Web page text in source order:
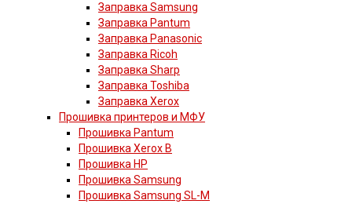
Заправка Samsung
Заправка Pantum
Заправка Panasonic
Заправка Ricoh
Заправка Sharp
Заправка Toshiba
Заправка Xerox
Прошивка принтеров и МФУ
Прошивка Pantum
Прошивка Xerox B
Прошивка HP
Прошивка Samsung
Прошивка Samsung SL-M